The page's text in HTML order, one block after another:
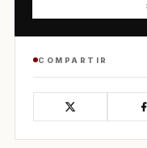
COMPARTIR